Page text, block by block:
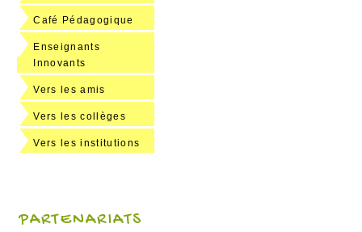
Café Pédagogique
Enseignants
Innovants
Vers les amis
Vers les collèges
Vers les institutions
PARTENARIATS